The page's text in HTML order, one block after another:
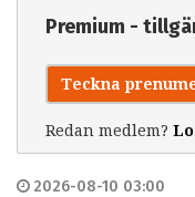
Premium -
Teckna
Redan medlem?
2026-08-10 03:00